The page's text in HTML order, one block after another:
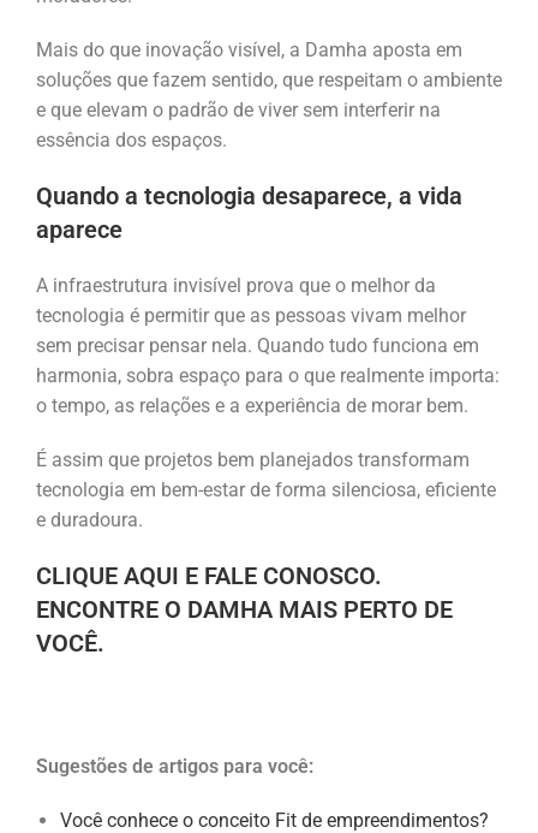
Mais do que inovação visível, a Damha aposta em
soluções que fazem sentido, que respeitam o ambiente
e que elevam o padrão de viver sem interferir na
essência dos espaços.
Quando a tecnologia desaparece, a vida
aparece
A infraestrutura invisível prova que o melhor da
tecnologia é permitir que as pessoas vivam melhor
sem precisar pensar nela. Quando tudo funciona em
harmonia, sobra espaço para o que realmente importa:
o tempo, as relações e a experiência de morar bem.
É assim que projetos bem planejados transformam
tecnologia em bem-estar de forma silenciosa, eficiente
e duradoura.
CLIQUE AQUI E FALE CONOSCO.
ENCONTRE O DAMHA MAIS PERTO DE
VOCÊ.
Sugestões de artigos para você:
Você conhece o conceito Fit de empreendimentos?